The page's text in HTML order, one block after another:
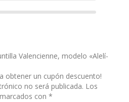
Valencienne, modelo «Alelí-
obtener un cupón descuento!
no será publicada. Los
con *